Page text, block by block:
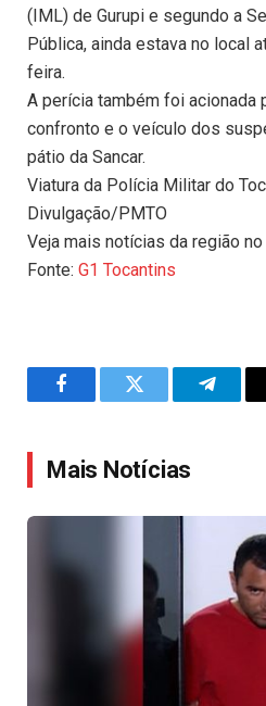
(IML) de Gurupi e segundo a
Pública, ainda estava no local
feira.
A perícia também foi acionada
confronto e o veículo dos
pátio da Sancar.
Viatura da Polícia Militar do
Divulgação/PMTO
Veja mais notícias da região
Fonte: G1 Tocantins
FacebookTwitter
Mais Notícias